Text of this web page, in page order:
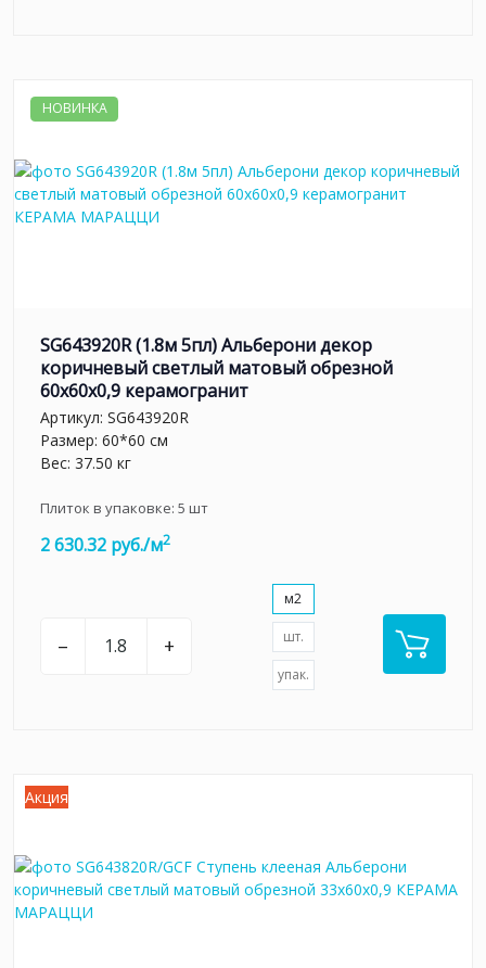
НОВИНКА
SG643920R (1.8м 5пл) Альберони декор
коричневый светлый матовый обрезной
60x60x0,9 керамогранит
Артикул: SG643920R
Размер: 60*60 см
Вес: 37.50 кг
Плиток в упаковке: 5 шт
2 630.32 руб./м2
– +
м2
шт.
упак.
Акция